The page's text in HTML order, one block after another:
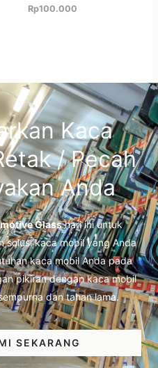
Rp100.000
Kaca
/ Pecah
Anda
Glasshari ini untuk
solusi kaca mobil yang Anda
kaca mobil Anda pada
pikiran dengan kaca mobil
dan tahan lama.
SEKARANG